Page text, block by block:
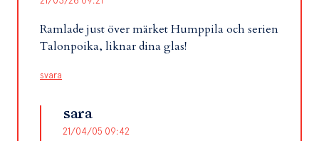
Ramlade just över märket Humppila och serien
Talonpoika, liknar dina glas!
svara
sara
21/04/05 09:42